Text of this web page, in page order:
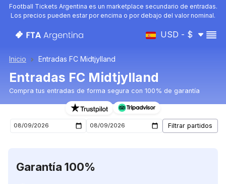
Football Tickets Argentina es un marketplace secundario de entradas.
Los precios pueden estar por encima o por debajo del valor nominal.
USD - $
Inicio Entradas FC Midtjylland
Entradas FC Midtjylland
Compra tus entradas de forma segura con 100% de garantía
Entradas para el próximo partido de FC Midtjylland
Garantía 100%